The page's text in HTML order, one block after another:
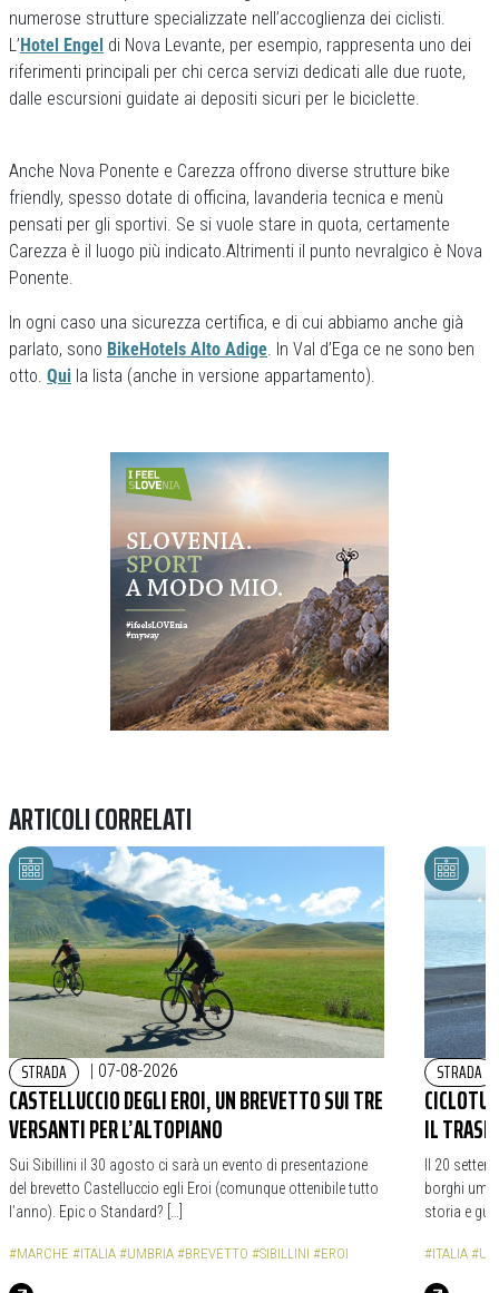
numerose strutture specializzate nell’accoglienza dei ciclisti.
L’Hotel Engel di Nova Levante, per esempio, rappresenta uno dei
riferimenti principali per chi cerca servizi dedicati alle due ruote,
dalle escursioni guidate ai depositi sicuri per le biciclette.
Anche Nova Ponente e Carezza offrono diverse strutture bike
friendly, spesso dotate di officina, lavanderia tecnica e menù
pensati per gli sportivi. Se si vuole stare in quota, certamente
Carezza è il luogo più indicato.Altrimenti il punto nevralgico è Nova
Ponente.
In ogni caso una sicurezza certifica, e di cui abbiamo anche già
parlato, sono BikeHotels Alto Adige. In Val d’Ega ce ne sono ben
otto. Qui la lista (anche in versione appartamento).
Previous
ARTICOLI CORRELATI
STRADA | 07-08-2026
CASTELLUCCIO DEGLI EROI, UN BREVETTO SUI TRE
VERSANTI PER L’ALTOPIANO
Sui Sibillini il 30 agosto ci sarà un evento di presentazione
del brevetto Castelluccio egli Eroi (comunque ottenibile tutto
l’anno). Epic o Standard? […]
#MARCHE #ITALIA #UMBRIA #BREVETTO #SIBILLINI #EROI
STRADA
IL
Il 20
borghi
storia e
#ITALIA